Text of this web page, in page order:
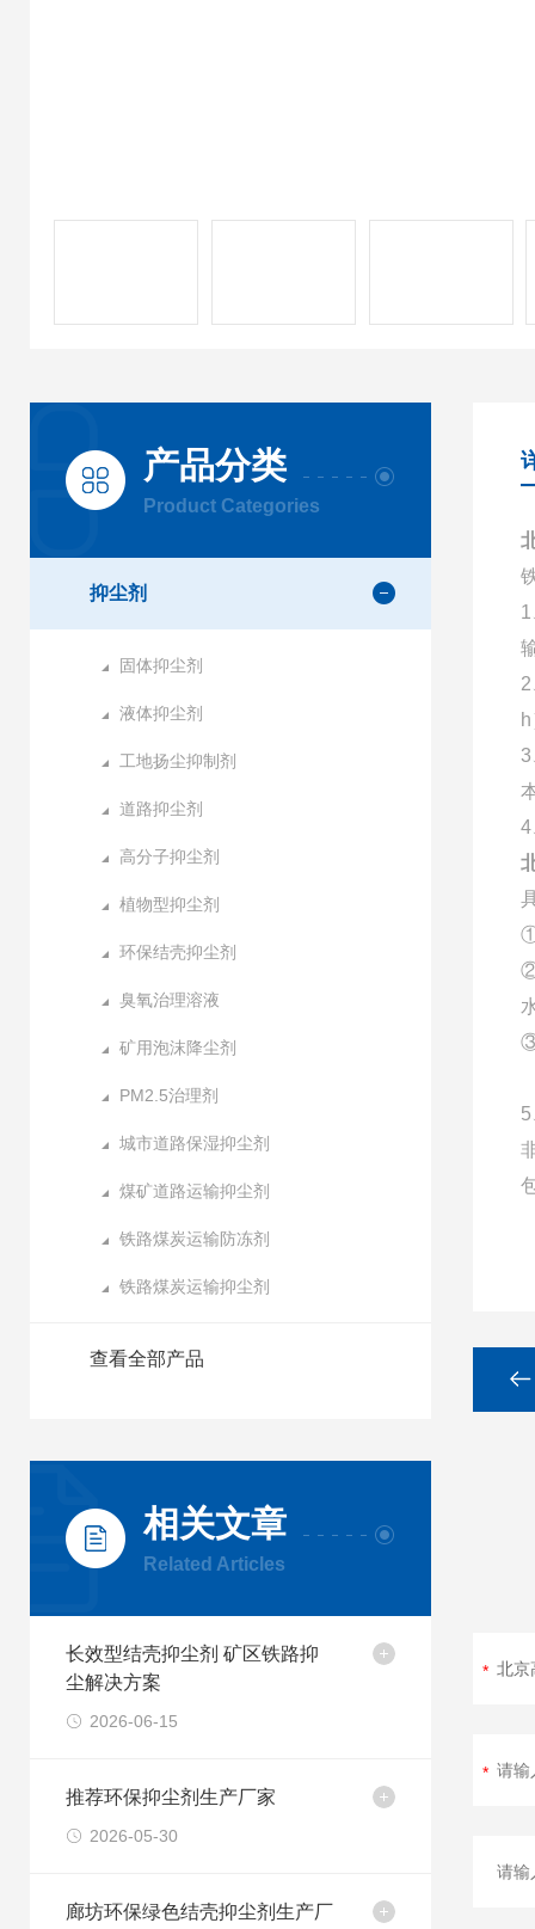
产品分类
Product Categories
抑尘剂
固体抑尘剂
液体抑尘剂
工地扬尘抑制剂
道路抑尘剂
高分子抑尘剂
植物型抑尘剂
环保结壳抑尘剂
臭氧治理溶液
矿用泡沫降尘剂
PM2.5治理剂
城市道路保湿抑尘剂
煤矿道路运输抑尘剂
铁路煤炭运输防冻剂
铁路煤炭运输抑尘剂
查看全部产品
相关文章
Related Articles
长效型结壳抑尘剂 矿区铁路抑
尘解决方案
2026-06-15
推荐环保抑尘剂生产厂家
2026-05-30
廊坊环保绿色结壳抑尘剂生产厂
3
4
①
②
③